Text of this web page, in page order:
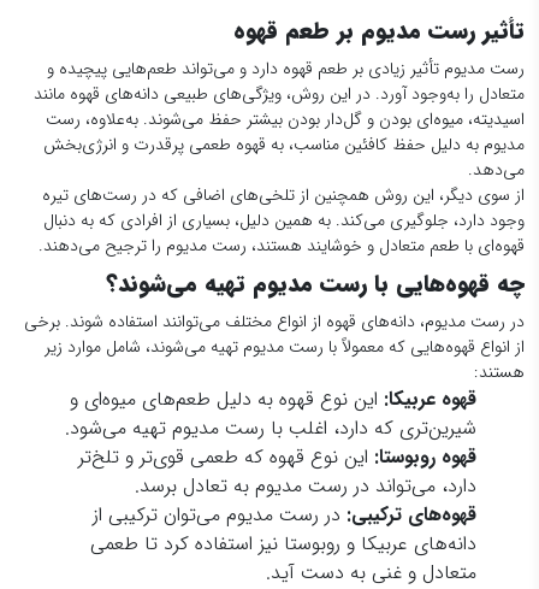
تأثیر رست مدیوم بر طعم قهوه
رست مدیوم تأثیر زیادی بر طعم قهوه دارد و می‌تواند طعم‌هایی پیچیده و
متعادل را به‌وجود آورد. در این روش، ویژگی‌های طبیعی دانه‌های قهوه مانند
اسیدیته، میوه‌ای بودن و گل‌دار بودن بیشتر حفظ می‌شوند. به‌علاوه، رست
مدیوم به دلیل حفظ کافئین مناسب، به قهوه طعمی پرقدرت و انرژی‌بخش
می‌دهد.
از سوی دیگر، این روش همچنین از تلخی‌های اضافی که در رست‌های تیره
وجود دارد، جلوگیری می‌کند. به همین دلیل، بسیاری از افرادی که به دنبال
قهوه‌ای با طعم متعادل و خوشایند هستند، رست مدیوم را ترجیح می‌دهند.
چه قهوه‌هایی با رست مدیوم تهیه می‌شوند؟
در رست مدیوم، دانه‌های قهوه از انواع مختلف می‌توانند استفاده شوند. برخی
از انواع قهوه‌هایی که معمولاً با رست مدیوم تهیه می‌شوند، شامل موارد زیر
هستند:
قهوه عربیکا: این نوع قهوه به دلیل طعم‌های میوه‌ای و
شیرین‌تری که دارد، اغلب با رست مدیوم تهیه می‌شود.
قهوه روبوستا: این نوع قهوه که طعمی قوی‌تر و تلخ‌تر
دارد، می‌تواند در رست مدیوم به تعادل برسد.
قهوه‌های ترکیبی: در رست مدیوم می‌توان ترکیبی از
دانه‌های عربیکا و روبوستا نیز استفاده کرد تا طعمی
متعادل و غنی به دست آید.